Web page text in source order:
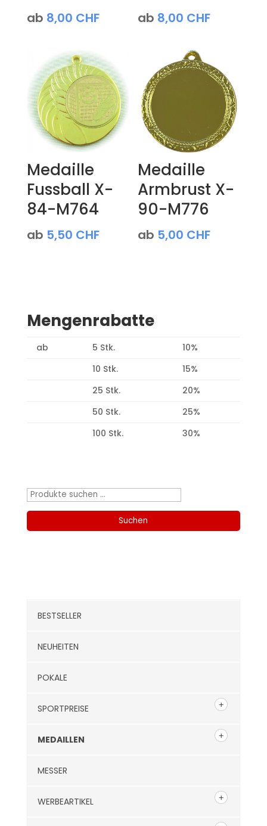
ab 8,00 CHF ab 8,00 CHF
Medaille
Fussball X-
84-M764
ab 5,50 CHF
Medaille
Armbrust X-
90-M776
ab 5,00 CHF
Mengenrabatte
ab 5 Stk.
10%
10 Stk.
15%
25 Stk.
20%
50 Stk.
25%
100 Stk.
30%
Suchen
Suchen
BESTSELLER
NEUHEITEN
POKALE
SPORTPREISE
MEDAILLEN
MESSER
WERBEARTIKEL